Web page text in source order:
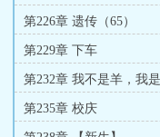
第226章 遗传（65）
第229章 下车
第232章 我不是羊，我
第235章 校庆